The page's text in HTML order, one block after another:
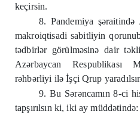
keçirsin.
8. Pandemiya şəraitində
makroiqtisadi sabitliyin
tədbirlər görülməsinə dair
Azərbaycan Respublikası
rəhbərliyi ilə İşçi Qrup
9. Bu Sərəncamın 8-ci
tapşırılsın ki, iki ay müddətində: